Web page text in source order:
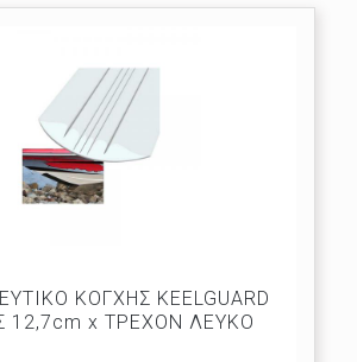
ΚΟΓΧΗΣ KEELGUARD
12,7cm x ΤΡΕΧΟΝ ΛΕΥΚΟ